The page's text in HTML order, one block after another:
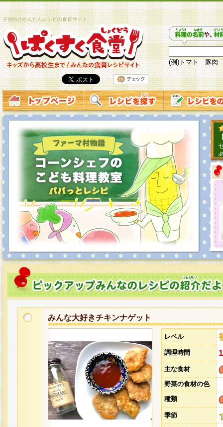
子供向けかんたんレシピの食育サイト
(例)トマト 豚肉
みんな大好きチキンナゲット
レベル
調理時間
主な食材
野菜の食材の色
種類
季節